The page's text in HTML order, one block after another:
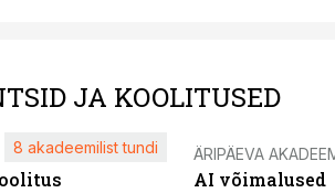
JA KOOLITUSED
8 akadeemilist tundi ÄRIPÄEVA
AI võimalused